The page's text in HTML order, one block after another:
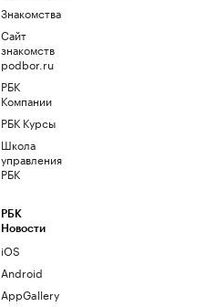
Знакомства
Сайт
знакомств
podbor.ru
РБК
Компании
РБК Курсы
Школа
управления
РБК
РБК
Новости
iOS
Android
AppGallery